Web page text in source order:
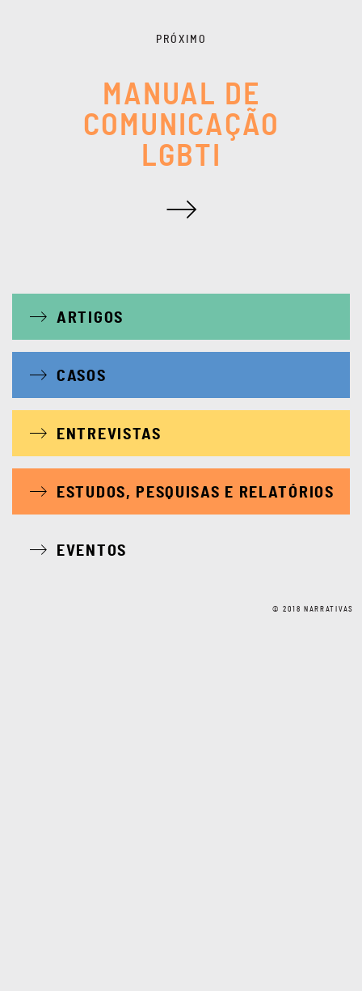
PRÓXIMO
MANUAL DE
COMUNICAÇÃO
LGBTI
ARTIGOS
CASOS
ENTREVISTAS
ESTUDOS, PESQUISAS E RELATÓRIOS
EVENTOS
© 2018 NARRATIVAS